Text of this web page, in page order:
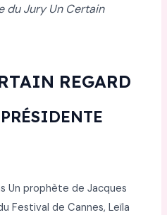
du Jury Un Certain
REGARD
Un prophète de Jacques
Festival de Cannes, Leïla